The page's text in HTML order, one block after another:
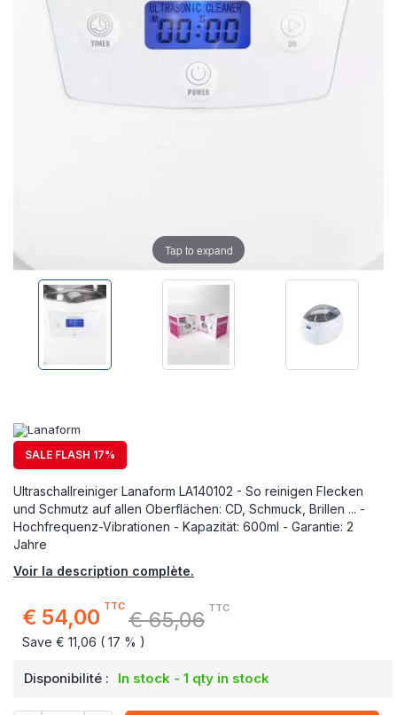
SALE FLASH 17%
Ultraschallreiniger Lanaform LA140102 - So reinigen Flecken
und Schmutz auf allen Oberflächen: CD, Schmuck, Brillen ... -
Hochfrequenz-Vibrationen - Kapazität: 600ml - Garantie: 2
Jahre
Voir la description complète.
Special
€ 54,00 TTC
€ 65,06 TTC
Save € 11,06 ( 17 % )
Disponibilité : In stock - 1 qty in stock
Tap to expand